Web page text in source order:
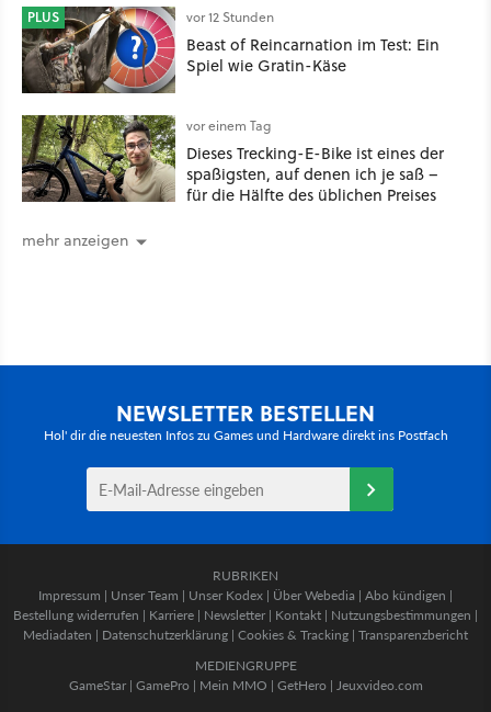
Stack im Test
PLUS vor 12 Stunden
Beast of Reincarnation im Test: Ein
Spiel wie Gratin-Käse
vor einem Tag
Dieses Trecking-E-Bike ist eines der
spaßigsten, auf denen ich je saß –
für die Hälfte des üblichen Preises
mehr anzeigen
NEWSLETTER BESTELLEN
Hol' dir die neuesten Infos zu Games und Hardware direkt ins Postfach
RUBRIKEN
Impressum | Unser Team | Unser Kodex | Über Webedia | Abo kündigen |
Bestellung widerrufen | Karriere | Newsletter | Kontakt | Nutzungsbestimmungen |
Mediadaten | Datenschutzerklärung | Cookies & Tracking | Transparenzbericht
MEDIENGRUPPE
GameStar| GamePro | Mein MMO | GetHero | Jeuxvideo.com